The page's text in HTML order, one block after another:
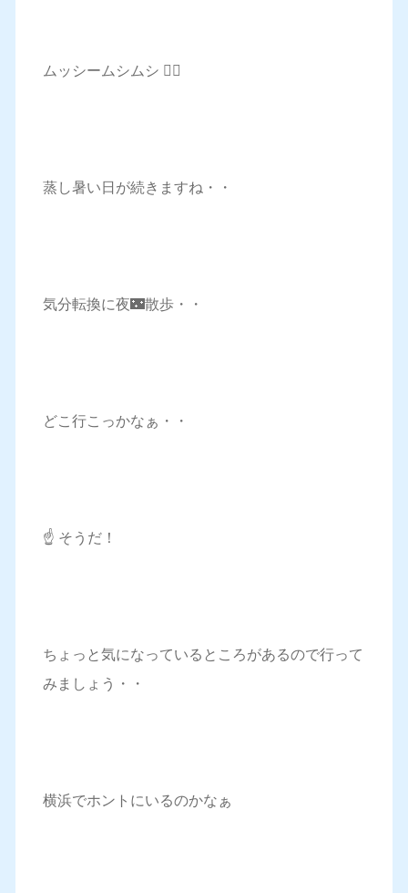
ムッシームシムシ 😶‍🌫️
蒸し暑い日が続きますね・・
気分転換に夜🌃散歩・・
どこ行こっかなぁ・・
☝️ そうだ！
ちょっと気になっているところがあるので行って
みましょう・・
横浜でホントにいるのかなぁ